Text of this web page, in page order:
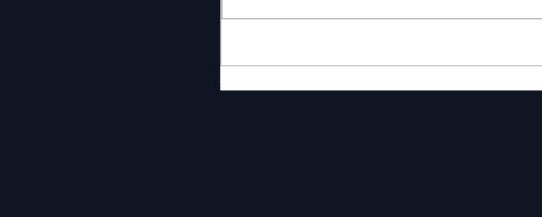
Barauce Schon